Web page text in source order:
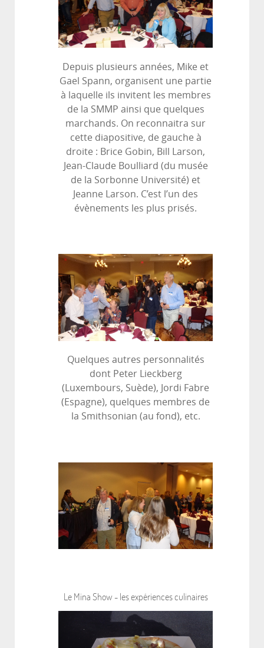
Depuis plusieurs années, Mike et
Gael Spann, organisent une partie
à laquelle ils invitent les membres
de la SMMP ainsi que quelques
marchands. On reconnaitra sur
cette diapositive, de gauche à
droite : Brice Gobin, Bill Larson,
Jean-Claude Boulliard (du musée
de la Sorbonne Université) et
Jeanne Larson. C’est l’un des
évènements les plus prisés.
Quelques autres personnalités
dont Peter Lieckberg
(Luxembours, Suède), Jordi Fabre
(Espagne), quelques membres de
la Smithsonian (au fond), etc.
Le Mina Show - les expériences culinaires